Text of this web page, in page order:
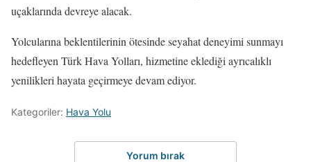
uçaklarında devreye alacak.
Yolcularına beklentilerinin ötesinde seyahat deneyimi sunmayı
hedefleyen Türk Hava Yolları, hizmetine eklediği ayrıcalıklı
yenilikleri hayata geçirmeye devam ediyor.
Kategoriler: Hava Yolu
Yorum bırak